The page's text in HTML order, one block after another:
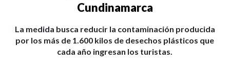
Cundinamarca
La medida busca reducir la contaminación producida
por los más de 1.600 kilos de desechos plásticos que
cada año ingresan los turistas.